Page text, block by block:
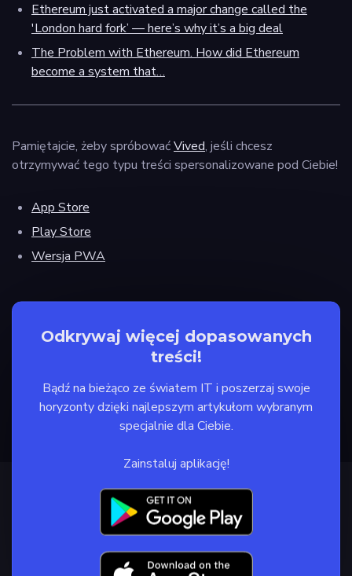
Ethereum just activated a major change called the
'London hard fork’ — here’s why it’s a big deal
The Problem with Ethereum. How did Ethereum
become a system that…
‌Pamiętajcie, żeby spróbowaćVived, jeśli chcesz
otrzymywać tego typu treści spersonalizowane pod Ciebie!
App Store
Play Store
Wersja PWA
Odkrywaj więcej dopasowanych
treści!
Bądź na bieżąco ze światem IT i poszerzaj swoje
horyzonty dzięki najlepszym artykułom wybranym
specjalnie dla Ciebie.
Zainstaluj aplikację!